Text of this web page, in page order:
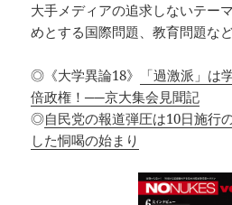
大手メディアの追求しないテー
めとする国際問題、教育問題な
◎《大学異論18》
「過激派」は
倍政権！──京大集会見聞記
◎自民党の報道弾圧は10日施行
した恫喝の始まり